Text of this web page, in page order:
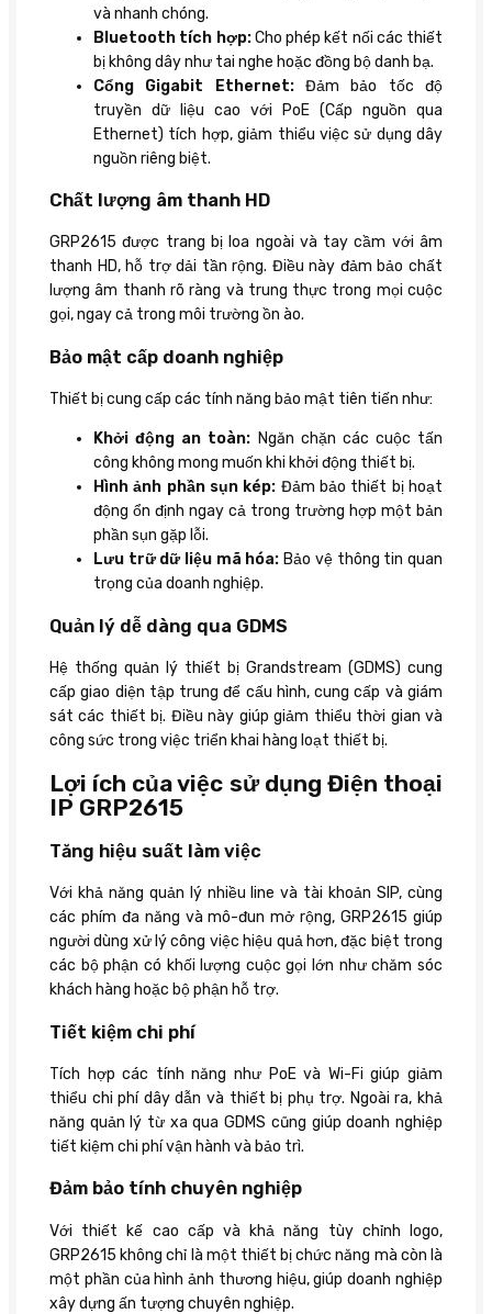
và nhanh chóng.
Bluetooth tích hợp:Cho phép kết nối các thiết
bị không dây như tai nghe hoặc đồng bộ danh bạ.
Cổng Gigabit Ethernet:Đảm bảo tốc độ
truyền dữ liệu cao với PoE (Cấp nguồn qua
Ethernet) tích hợp, giảm thiểu việc sử dụng dây
nguồn riêng biệt.
Chất lượng âm thanh HD
GRP2615 được trang bị loa ngoài và tay cầm với âm
thanh HD, hỗ trợ dải tần rộng. Điều này đảm bảo chất
lượng âm thanh rõ ràng và trung thực trong mọi cuộc
gọi, ngay cả trong môi trường ồn ào.
Bảo mật cấp doanh nghiệp
Thiết bị cung cấp các tính năng bảo mật tiên tiến như:
Khởi động an toàn: Ngăn chặn các cuộc tấn
công không mong muốn khi khởi động thiết bị.
Hình ảnh phần sụn kép: Đảm bảo thiết bị hoạt
động ổn định ngay cả trong trường hợp một bản
phần sụn gặp lỗi.
Lưu trữ dữ liệu mã hóa: Bảo vệ thông tin quan
trọng của doanh nghiệp.
Quản lý dễ dàng qua GDMS
Hệ thống quản lý thiết bị Grandstream (GDMS) cung
cấp giao diện tập trung để cấu hình, cung cấp và giám
sát các thiết bị. Điều này giúp giảm thiểu thời gian và
công sức trong việc triển khai hàng loạt thiết bị.
Lợi ích của việc sử dụng Điện thoại
IP GRP2615
Tăng hiệu suất làm việc
Với khả năng quản lý nhiều line và tài khoản SIP, cùng
các phím đa năng và mô-đun mở rộng, GRP2615 giúp
người dùng xử lý công việc hiệu quả hơn, đặc biệt trong
các bộ phận có khối lượng cuộc gọi lớn như chăm sóc
khách hàng hoặc bộ phận hỗ trợ.
Tiết kiệm chi phí
Tích hợp các tính năng như PoE và Wi-Fi giúp giảm
thiểu chi phí dây dẫn và thiết bị phụ trợ. Ngoài ra, khả
năng quản lý từ xa qua GDMS cũng giúp doanh nghiệp
tiết kiệm chi phí vận hành và bảo trì.
Đảm bảo tính chuyên nghiệp
Với thiết kế cao cấp và khả năng tùy chỉnh logo,
GRP2615 không chỉ là một thiết bị chức năng mà còn là
một phần của hình ảnh thương hiệu, giúp doanh nghiệp
xây dựng ấn tượng chuyên nghiệp.